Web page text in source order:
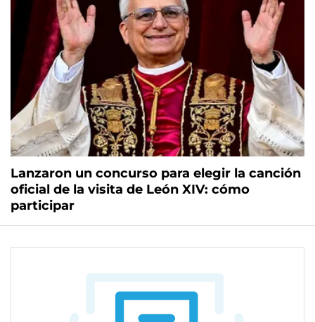
Lanzaron un concurso para elegir la canción
oficial de la visita de León XIV: cómo
participar